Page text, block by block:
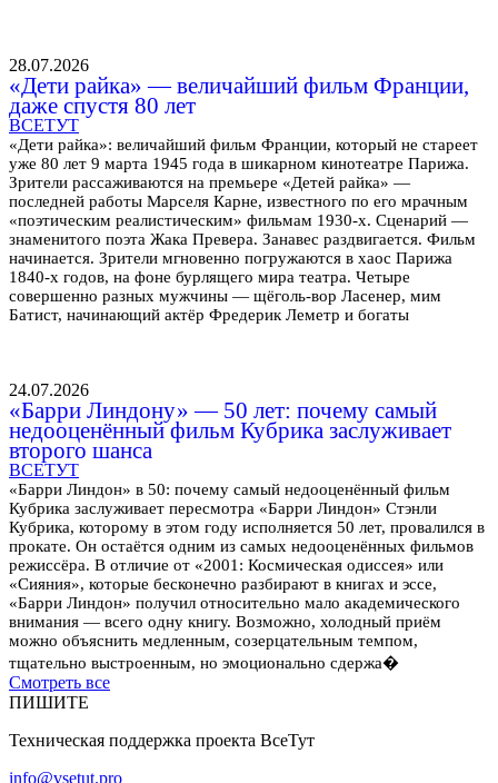
28.07.2026
«Дети райка» — величайший фильм Франции,
даже спустя 80 лет
ВСЕТУТ
«Дети райка»: величайший фильм Франции, который не стареет
уже 80 лет 9 марта 1945 года в шикарном кинотеатре Парижа.
Зрители рассаживаются на премьере «Детей райка» —
последней работы Марселя Карне, известного по его мрачным
«поэтическим реалистическим» фильмам 1930-х. Сценарий —
знаменитого поэта Жака Превера. Занавес раздвигается. Фильм
начинается. Зрители мгновенно погружаются в хаос Парижа
1840-х годов, на фоне бурлящего мира театра. Четыре
совершенно разных мужчины — щёголь-вор Ласенер, мим
Батист, начинающий актёр Фредерик Леметр и богаты
24.07.2026
«Барри Линдону» — 50 лет: почему самый
недооценённый фильм Кубрика заслуживает
второго шанса
ВСЕТУТ
«Барри Линдон» в 50: почему самый недооценённый фильм
Кубрика заслуживает пересмотра «Барри Линдон» Стэнли
Кубрика, которому в этом году исполняется 50 лет, провалился в
прокате. Он остаётся одним из самых недооценённых фильмов
режиссёра. В отличие от «2001: Космическая одиссея» или
«Сияния», которые бесконечно разбирают в книгах и эссе,
«Барри Линдон» получил относительно мало академического
внимания — всего одну книгу. Возможно, холодный приём
можно объяснить медленным, созерцательным темпом,
тщательно выстроенным, но эмоционально сдержа�
Смотреть все
ПИШИТЕ
Техническая поддержка проекта ВсеТут
info@vsetut.pro